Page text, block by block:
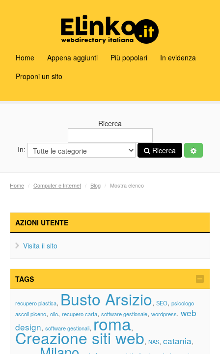
Home Appena aggiunti Più popolari
In evidenza
Proponi un sito
Ricerca
In: Ricerca
Home / Computer e Internet / Blog / Mostra elenco
AZIONI UTENTE
Visita il sito
TAGS
recupero plastica, Busto Arsizio, SEO, psicologo
ascoli piceno, olio, recupero carta, software gestionale, wordpress, web
design, software gestionali, roma,
Creazione siti web, NAS, catania,